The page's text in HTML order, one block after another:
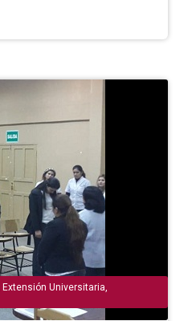
Extensión Universitaria,